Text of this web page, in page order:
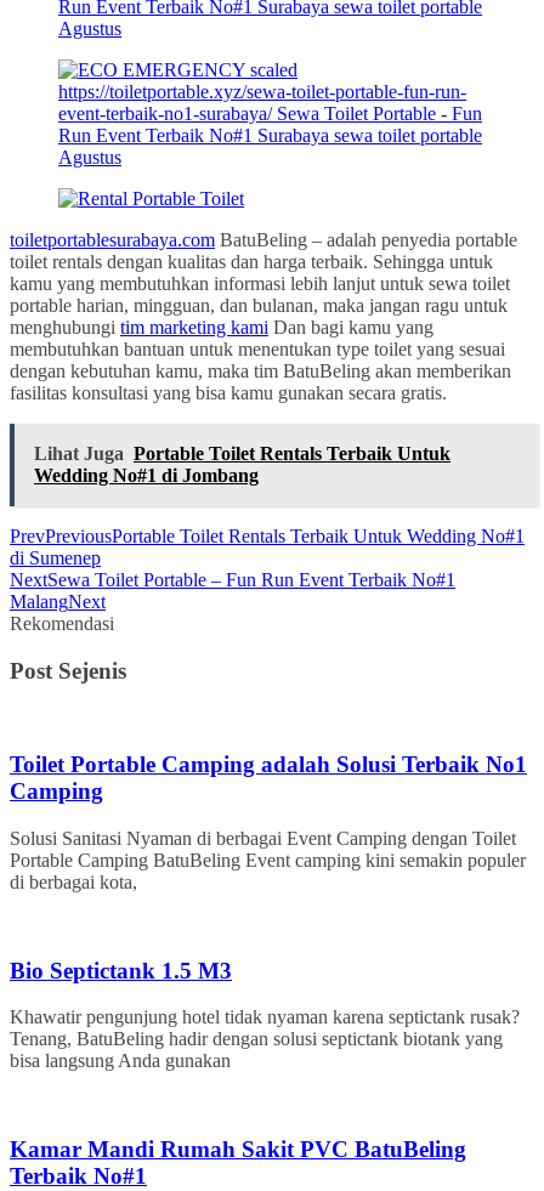
toiletportablesurabaya.com BatuBeling – adalah penyedia portable
toilet rentals dengan kualitas dan harga terbaik. Sehingga untuk
kamu yang membutuhkan informasi lebih lanjut untuk sewa toilet
portable harian, mingguan, dan bulanan, maka jangan ragu untuk
menghubungi tim marketing kami Dan bagi kamu yang
membutuhkan bantuan untuk menentukan type toilet yang sesuai
dengan kebutuhan kamu, maka tim BatuBeling akan memberikan
fasilitas konsultasi yang bisa kamu gunakan secara gratis.
Lihat Juga Portable Toilet Rentals Terbaik Untuk
Wedding No#1 di Jombang
PrevPreviousPortable Toilet Rentals Terbaik Untuk Wedding No#1
di Sumenep
NextSewa Toilet Portable – Fun Run Event Terbaik No#1
MalangNext
Rekomendasi
Post Sejenis
Toilet Portable Camping adalah Solusi Terbaik No1
Camping
Solusi Sanitasi Nyaman di berbagai Event Camping dengan Toilet
Portable Camping BatuBeling Event camping kini semakin populer
di berbagai kota,
Bio Septictank 1.5 M3
Khawatir pengunjung hotel tidak nyaman karena septictank rusak?
Tenang, BatuBeling hadir dengan solusi septictank biotank yang
bisa langsung Anda gunakan
Kamar Mandi Rumah Sakit PVC BatuBeling
Terbaik No#1